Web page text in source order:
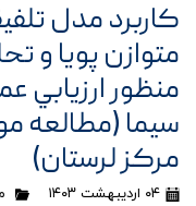
کاربرد مدل
متوازن پويا و
منظور ارزيابي
سيما (مطالعه
مرکز لرستان)
۰۴ اردیبهشت ۱۴۰۳